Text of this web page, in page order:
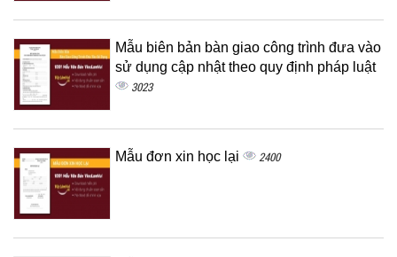
Mẫu biên bản bàn giao công trình đưa vào
sử dụng cập nhật theo quy định pháp luật
3023
Mẫu đơn xin học lại 2400